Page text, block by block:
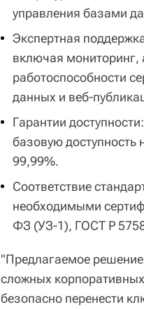
управления базами
Экспертная
включая мониторинг,
работоспособности
данных и веб-
Гарантии
базовую
99,99%.
Соответствие
необходимыми
ФЗ (УЗ-1), ГОСТ Р
"Предлагаемое
сложных
безопасно перенести